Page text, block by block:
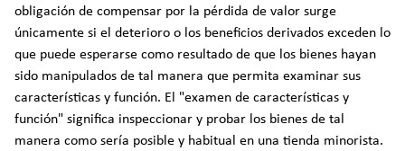
obligación de compensar por la pérdida de valor surge
únicamente si el deterioro o los beneficios derivados exceden lo
que puede esperarse como resultado de que los bienes hayan
sido manipulados de tal manera que permita examinar sus
características y función. El "examen de características y
función" significa inspeccionar y probar los bienes de tal
manera como sería posible y habitual en una tienda minorista.